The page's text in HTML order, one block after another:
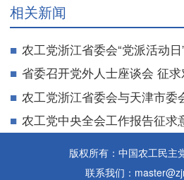
相关新闻
农工党浙江省委会“党派活动
省委召开党外人士座谈会 征
作报告意见建议
农工党浙江省委会与天津市委
农工党中央全会工作报告征求
版权所有：中国农工民主
联系我们：